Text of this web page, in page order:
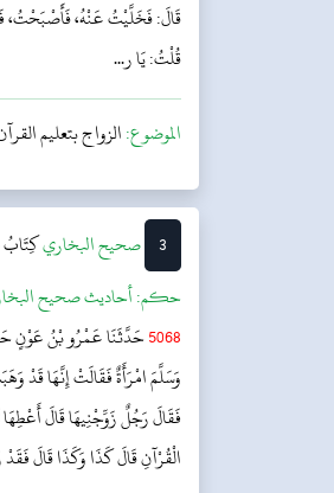
قَالَ: فَخَلَّيْتُ عَنْهُ، فَأَصْبَحْتُ،
قُلْتُ: يَا ر...
الموضوع:الزواج بتعليم
3 ‌‌صحيح البخاريكِتَابُ
حکم:أحاديث صحيح
5068حَدَّثَنَا عَمْرُو بْنُ عَوْنٍ
وَسَلَّمَ امْرَأَةٌ فَقَالَتْ إِنَّهَا قَدْ
فَقَالَ رَجُلٌ زَوِّجْنِيهَا قَالَ
الْقُرْآنِ قَالَ كَذَا وَكَذَا قَالَ